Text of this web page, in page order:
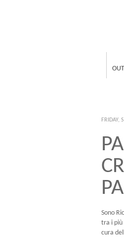
FRIDAY,
Sono
tra i più
cura